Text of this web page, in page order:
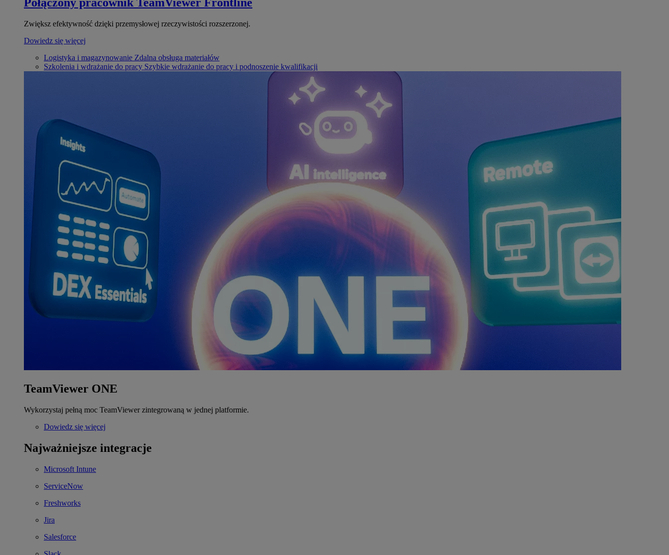
Połączony pracownik TeamViewer Frontline
Zwiększ efektywność dzięki przemysłowej rzeczywistości rozszerzonej.
Dowiedz się więcej
Logistyka i magazynowanie Zdalna obsługa materiałów
Szkolenia i wdrażanie do pracy Szybkie wdrażanie do pracy i podnoszenie kwalifikacji
TeamViewer ONE
Wykorzystaj pełną moc TeamViewer zintegrowaną w jednej platformie.
Dowiedz się więcej
Najważniejsze integracje
Microsoft Intune
ServiceNow
Freshworks
Jira
Salesforce